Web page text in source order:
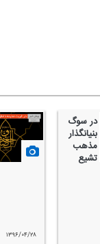
در سوگ
بنیانگذار
مذهب
تشیع
۱۳۹۶/۰۴/۲۸